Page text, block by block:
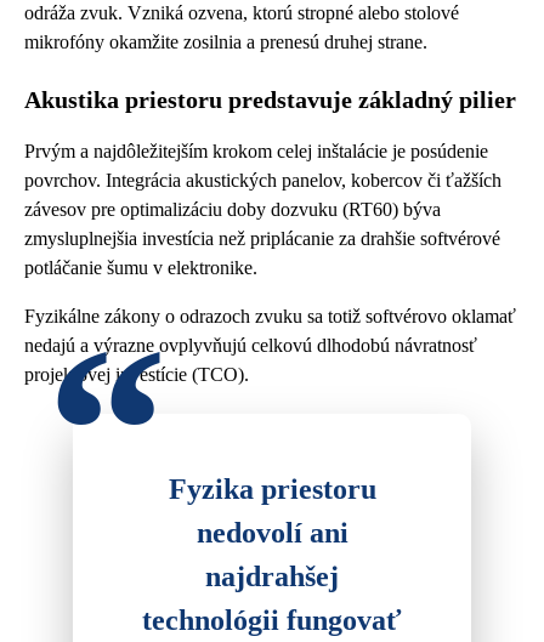
odráža zvuk. Vzniká ozvena, ktorú stropné alebo stolové
mikrofóny okamžite zosilnia a prenesú druhej strane.
Akustika priestoru predstavuje základný pilier
Prvým a najdôležitejším krokom celej inštalácie je posúdenie
povrchov. Integrácia akustických panelov, kobercov či ťažších
závesov pre optimalizáciu doby dozvuku (RT60) býva
zmysluplnejšia investícia než priplácanie za drahšie softvérové
potláčanie šumu v elektronike.
Fyzikálne zákony o odrazoch zvuku sa totiž softvérovo oklamať
nedajú a výrazne ovplyvňujú celkovú dlhodobú návratnosť
projektovej investície (TCO).
Fyzika priestoru
nedovolí ani
najdrahšej
technológii fungovať